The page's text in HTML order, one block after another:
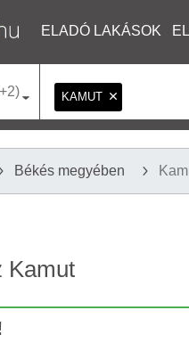
ELADÓ LAKÁSOK
KAMUT
Békés megyében
Kamut